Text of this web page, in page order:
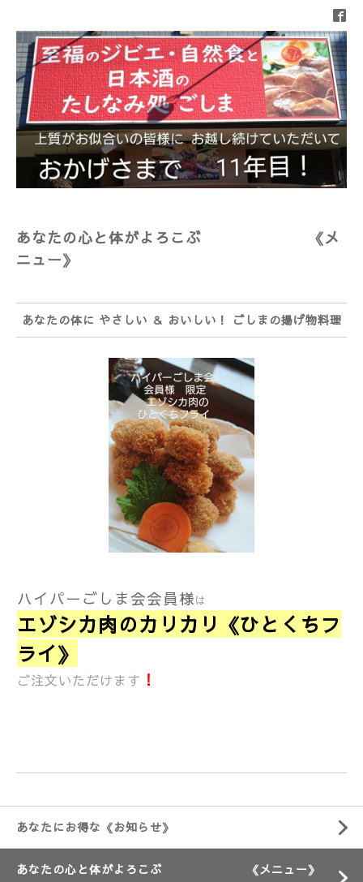
あなたの心と体がよろこぶ 《メ
ニュー》
あなたの体に やさしい ＆ おいしい！ ごしまの揚げ物料理
ハイパーごしま会会員様は
エゾシカ肉のカリカリ《ひとくちフ
ライ》
ご注文いただけます ！
あなたにお得な《お知らせ》
あなたの心と体がよろこぶ 《メニュー》